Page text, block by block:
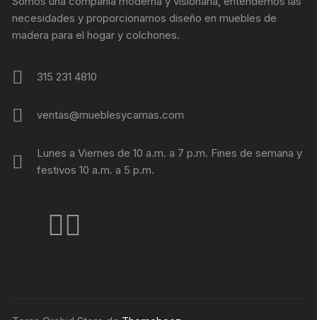
necesidades y proporcionamos diseño en muebles de
madera para el hogar y colchones.
315 231 4810
ventas@mueblesycamas.com
Lunes a Viernes de 10 a.m. a 7 p.m. Fines de semana y
festivos 10 a.m. a 5 p.m.